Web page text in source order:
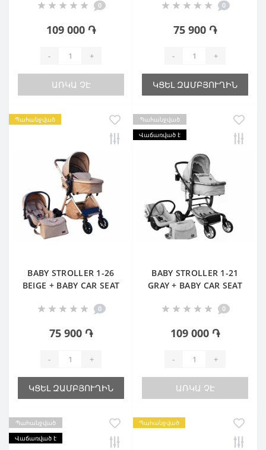
0
109 000 ֏
- +
ԱՌԿԱ ՉԷ
0
75 900 ֏
- +
ԿՑԵԼ ԶԱՄԲՅՈՒՂԻՆ
Պահանջված
BABY STROLLER 1-26
BEIGE + BABY CAR SEAT
0
75 900 ֏
- +
ԿՑԵԼ ԶԱՄԲՅՈՒՂԻՆ
Պահանջված
Վաճառված է
BABY STROLLER 1-21
GRAY + BABY CAR SEAT
0
109 000 ֏
- +
ԱՌԿԱ ՉԷ
Պահանջված
Վաճառված է
Պահանջված